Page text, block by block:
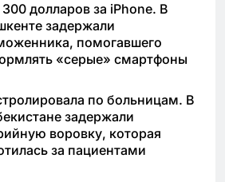
долларов за iPhone. В
задержали
помогавшего
«серые» смартфоны
по больницам. В
задержали
воровку, которая
за пациентами